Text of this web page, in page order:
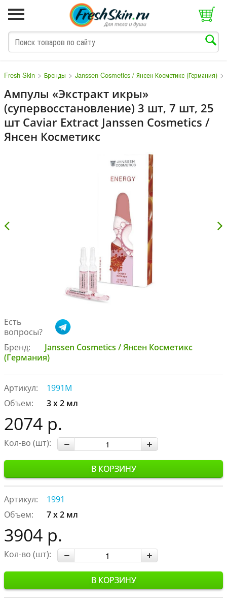
Fresh Skin > Бренды > Janssen Cosmetics / Янсен Косметикс (Германия) >
Ампулы «Экстракт икры»
(супервосстановление) 3 шт, 7 шт, 25
шт Caviar Extract Janssen Cosmetics /
Янсен Косметикс
Есть
вопросы?
Бренд:
Janssen Cosmetics / Янсен Косметикс
(Германия)
Артикул:
1991M
Объем:
3 х 2 мл
2074 р.
Кол-во (шт):
В КОРЗИНУ
Артикул:
1991
Объем:
7 х 2 мл
3904 р.
Кол-во (шт):
В КОРЗИНУ
M N O P Q S T V W